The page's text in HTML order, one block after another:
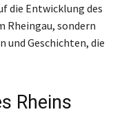
die Entwicklung des
Rheingau, sondern
und Geschichten, die
Rheins